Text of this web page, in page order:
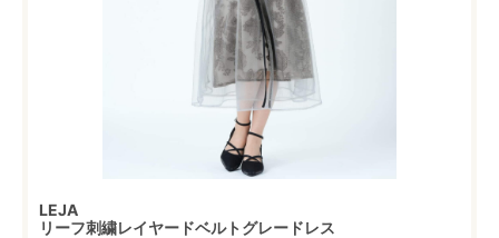
LEJA
リーフ刺繍レイヤードベルトグレードレス